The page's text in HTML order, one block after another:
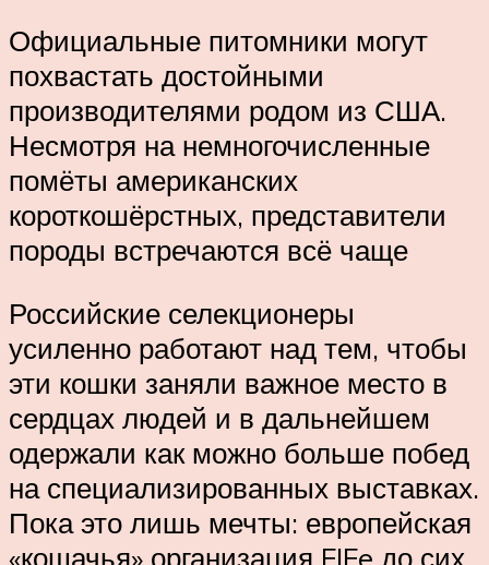
Официальные питомники могут
похвастать достойными
производителями родом из США.
Несмотря на немногочисленные
помёты американских
короткошёрстных, представители
породы встречаются всё чаще
Российские селекционеры
усиленно работают над тем, чтобы
эти кошки заняли важное место в
сердцах людей и в дальнейшем
одержали как можно больше побед
на специализированных выставках.
Пока это лишь мечты: европейская
«кошачья» организация FIFe до сих